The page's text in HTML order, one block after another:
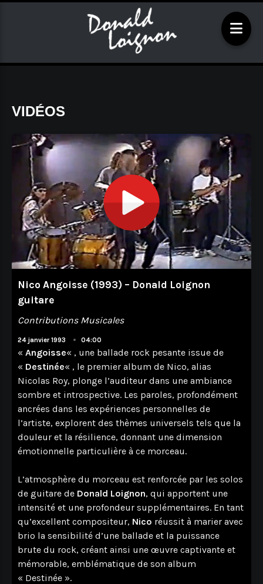
VIDÉOS
Nico Angoisse (1993) – Donald Loignon
guitare
Contributions Musicales
24 janvier 1993 • 04:00
«Angoisse« , une ballade rock pesante issue de
« Destinée« , le premier album de Nico, alias
Nicolas Roy, plonge l’auditeur dans une ambiance
sombre et introspective. Les paroles, profondément
ancrées dans les expériences personnelles de
l’artiste, explorent des thèmes universels tels que la
douleur et la résilience, donnant une dimension
émotionnelle particulière à ce morceau.
L’atmosphère du morceau est renforcée par les solos
de guitare de Donald Loignon, qui apportent une
intensité et une profondeur supplémentaires. En tant
qu’excellent compositeur, Nico réussit à marier avec
brio la sensibilité d’une ballade et la puissance
brute du rock, créant ainsi une œuvre captivante et
mémorable, emblématique de son album
« Destinée ».